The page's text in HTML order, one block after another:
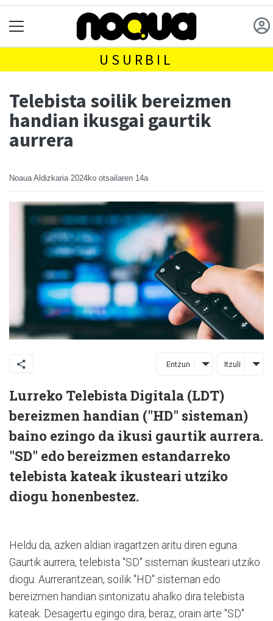
USURBIL
Telebista soilik bereizmen
handian ikusgai gaurtik
aurrera
Noaua Aldizkaria 2024ko otsailaren 14a
Entzun Itzuli
Lurreko Telebista Digitala (LDT)
bereizmen handian ("HD" sisteman)
baino ezingo da ikusi gaurtik aurrera.
"SD" edo bereizmen estandarreko
telebista kateak ikusteari utziko
diogu honenbestez.
Heldu da, azken aldian iragartzen aritu diren eguna.
Gaurtik aurrera, telebista "SD" sisteman ikusteari utziko
diogu. Aurrerantzean, soilik "HD" sisteman edo
bereizmen handian sintonizatu ahalko dira telebista
kateak. Desagertu egingo dira, beraz, orain arte "SD"